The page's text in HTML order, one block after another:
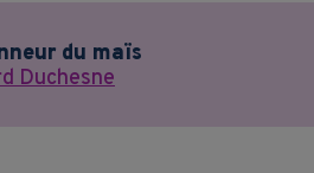
du maïs
Duchesne